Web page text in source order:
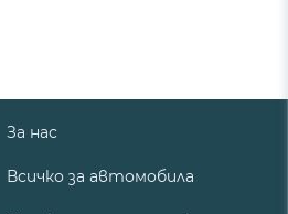
За нас
Всичко за автомобила